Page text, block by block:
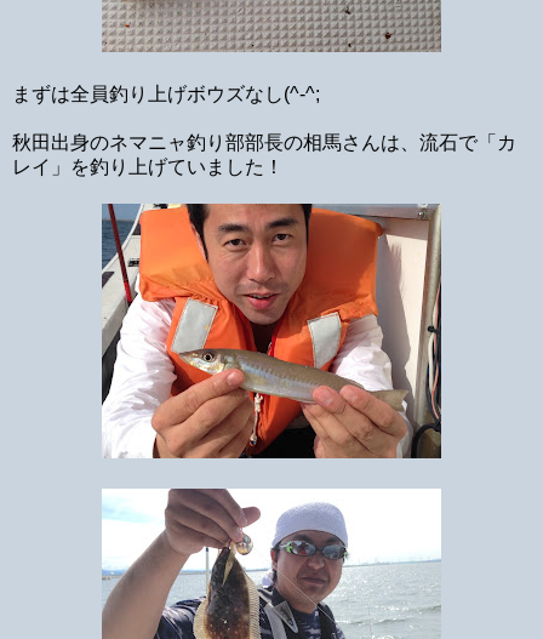
まずは全員釣り上げボウズなし(^-^;
秋田出身のネマニャ釣り部部長の相馬さんは、流石で「カ
レイ」を釣り上げていました！